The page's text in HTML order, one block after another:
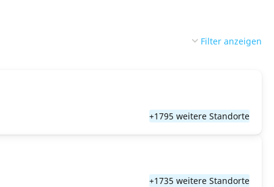
Filter anzeigen
+1795 weitere Standorte
+1735 weitere Standorte